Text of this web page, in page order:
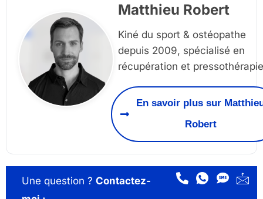
Matthieu Robert
Kiné du sport & ostéopathe
depuis 2009, spécialisé en
récupération et pressothérapie
En savoir plus sur
Robert
Une question ? Contactez-